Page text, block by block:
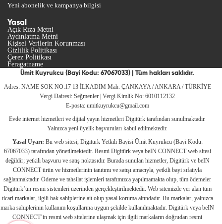
Yeni abonelik ve kampanya bilgisi
Yasal
Açık Rıza Metni
Aydınlatma Metni
Kişisel Verilerin Korunması
Gizlilik Politikası
Çerez Politikası
Feragatname
Ümit Kuyrukcu (Bayi Kodu: 67067033) | Tüm hakları saklıdır.
Adres: NAME SOK NO:17 13 İLKADIM Mah. ÇANKAYA / ANKARA / TÜRKİYE
Vergi Dairesi: Seğmenler | Vergi Kimlik No: 6010112132
E-posta: umitkuyrukcu@gmail.com
Evde internet hizmetleri ve dijital yayın hizmetleri Digitürk tarafından sunulmaktadır.
Yalnızca yeni üyelik başvuruları kabul edilmektedir.
Yasal Uyarı: Bu web sitesi, Digiturk Yetkili Bayisi Ümit Kuyrukcu (Bayi Kodu:
67067033) tarafından yönetilmektedir. Resmi Digitürk veya beIN CONNECT web sitesi
değildir; yetkili başvuru ve satış noktasıdır. Burada sunulan hizmetler, Digitürk ve beIN
CONNECT ürün ve hizmetlerinin tanıtımı ve satışı amacıyla, yetkili bayi sıfatıyla
sağlanmaktadır. Ödeme ve tahsilat işlemleri tarafımızca yapılmamakta olup, tüm ödemeler
Digitürk’ün resmi sistemleri üzerinden gerçekleştirilmektedir. Web sitemizde yer alan tüm
ticari markalar, ilgili hak sahiplerine ait olup yasal koruma altındadır. Bu markalar, yalnızca
marka sahiplerinin kullanım koşullarına uygun şekilde kullanılmaktadır. Digitürk veya beIN
CONNECT’in resmi web sitelerine ulaşmak için ilgili markaların doğrudan resmi